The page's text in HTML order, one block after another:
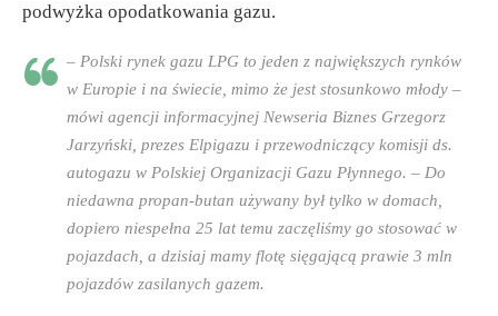
podwyżka opodatkowania gazu.
– Polski rynek gazu LPG to jeden z największych rynków
w Europie i na świecie, mimo że jest stosunkowo młody –
mówi agencji informacyjnej Newseria Biznes Grzegorz
Jarzyński, prezes Elpigazu i przewodniczący komisji ds.
autogazu w Polskiej Organizacji Gazu Płynnego. – Do
niedawna propan-butan używany był tylko w domach,
dopiero niespełna 25 lat temu zaczęliśmy go stosować w
pojazdach, a dzisiaj mamy flotę sięgającą prawie 3 mln
pojazdów zasilanych gazem.